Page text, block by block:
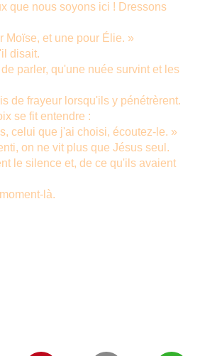
que nous soyons ici ! Dressons
Moïse, et une pour Élie. »
disait.
parler, qu'une nuée survint et les
de frayeur lorsqu'ils y pénétrèrent.
se fit entendre :
celui que j'ai choisi, écoutez-le. »
on ne vit plus que Jésus seul.
le silence et, de ce qu'ils avaient
là.